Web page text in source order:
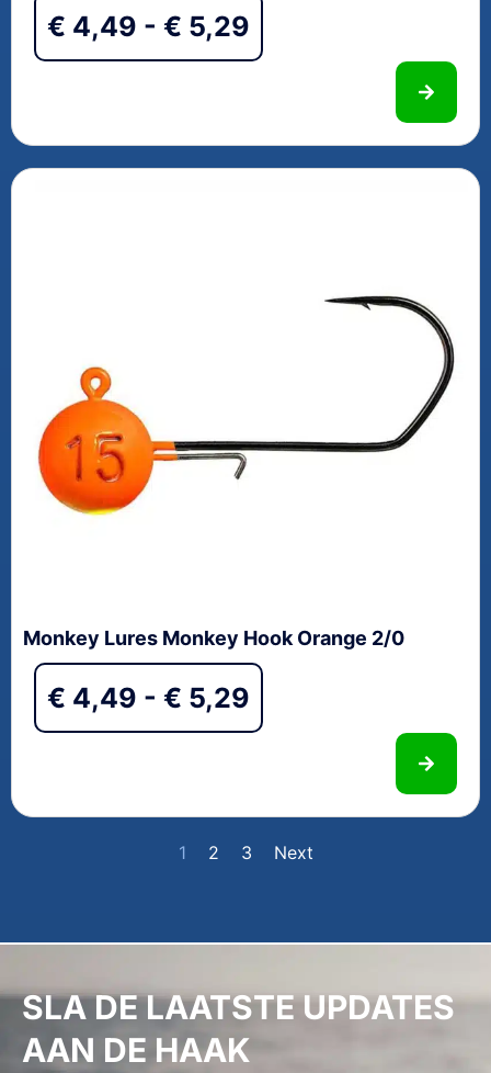
€ 4,49 - € 5,29
Monkey Lures Monkey Hook Orange 2/0
€ 4,49 - € 5,29
1 2 3 Next
SLA DE LAATSTE UPDATES
AAN DE HAAK